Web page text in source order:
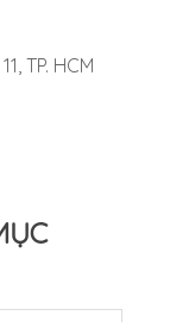
TP. HCM